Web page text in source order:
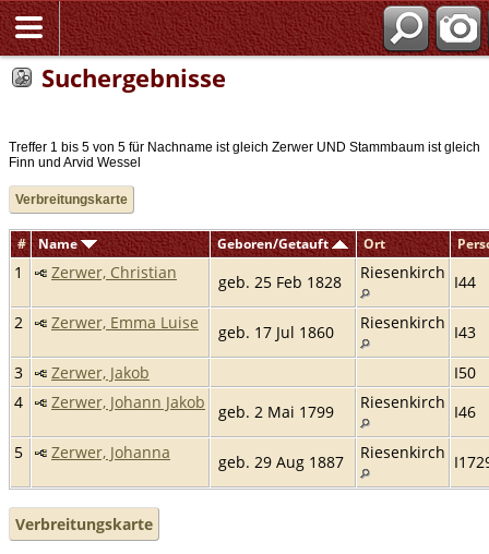
Suchergebnisse
Treffer 1 bis 5 von 5 für Nachname ist gleich Zerwer UND Stammbaum ist gleich
Finn und Arvid Wessel
Verbreitungskarte
# Name Geboren/Getauft Ort
1 Zerwer, Christian geb. 25 Feb 1828 Riesenkirch I44
2
Zerwer, Emma Luise geb. 17 Jul 1860 Riesenkirch I43
3
Zerwer, Jakob
I50
4
Zerwer, Johann Jakob geb. 2 Mai 1799 Riesenkirch I46
5
Zerwer, Johanna geb. 29 Aug 1887 Riesenkirch
Verbreitungskarte